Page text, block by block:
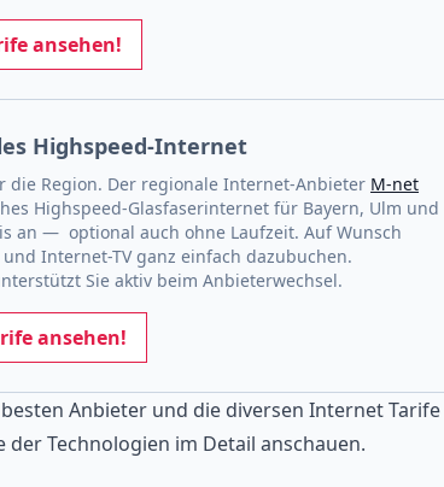
ansehen!
Highspeed-Internet
die Region. Der regionale Internet-Anbieter M-net
Highspeed-Glasfaserinternet für Bayern, Ulm und
an — optional auch ohne Laufzeit. Auf Wunsch
und Internet-TV ganz einfach dazubuchen.
Sie aktiv beim Anbieterwechsel.
ansehen!
Anbieter und die diversen Internet Tarife
Technologien im Detail anschauen.